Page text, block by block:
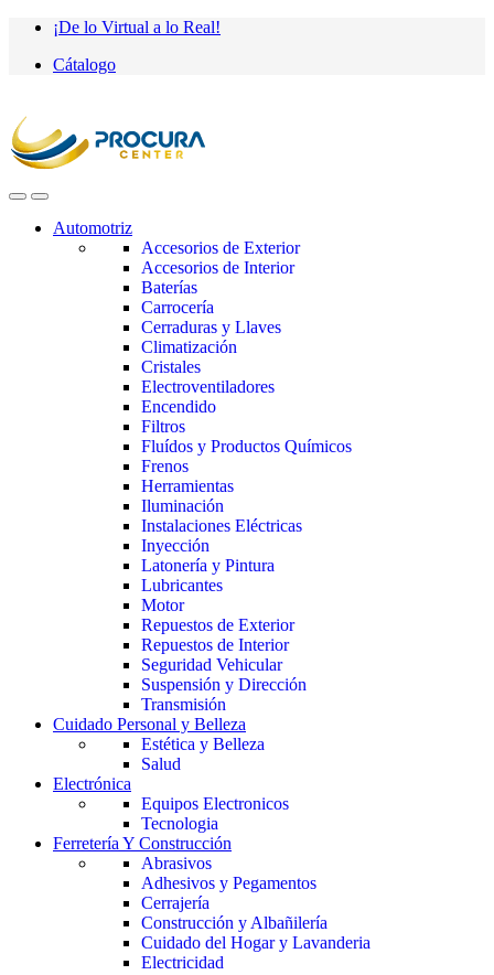
Saltar
navegación
saltar
contenido
¡De lo Virtual a lo Real!
Cátalogo
Automotriz
Accesorios de Exterior
Accesorios de Interior
Baterías
Carrocería
Cerraduras y Llaves
Climatización
Cristales
Electroventiladores
Encendido
Filtros
Fluídos y Productos Químicos
Frenos
Herramientas
Iluminación
Instalaciones Eléctricas
Inyección
Latonería y Pintura
Lubricantes
Motor
Repuestos de Exterior
Repuestos de Interior
Seguridad Vehicular
Suspensión y Dirección
Transmisión
Cuidado Personal y Belleza
Estética y Belleza
Salud
Electrónica
Equipos Electronicos
Tecnologia
Ferretería Y Construcción
Abrasivos
Adhesivos y Pegamentos
Cerrajería
Construcción y Albañilería
Cuidado del Hogar y Lavanderia
Electricidad